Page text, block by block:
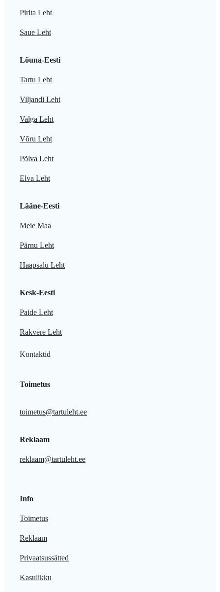
Pirita Leht
Saue Leht
Lõuna-Eesti
Tartu Leht
Viljandi Leht
Valga Leht
Võru Leht
Põlva Leht
Elva Leht
Lääne-Eesti
Meie Maa
Pärnu Leht
Haapsalu Leht
Kesk-Eesti
Paide Leht
Rakvere Leht
Kontaktid
Toimetus
toimetus@tartuleht.ee
Reklaam
reklaam@tartuleht.ee
Info
Toimetus
Reklaam
Privaatsussätted
Kasulikku